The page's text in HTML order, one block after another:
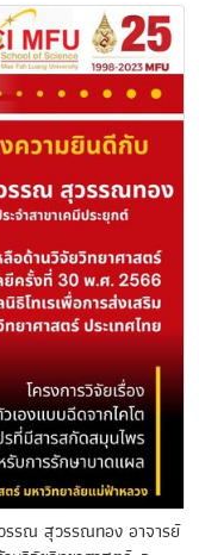
รรณ สุวรรณทอง อาจารย์